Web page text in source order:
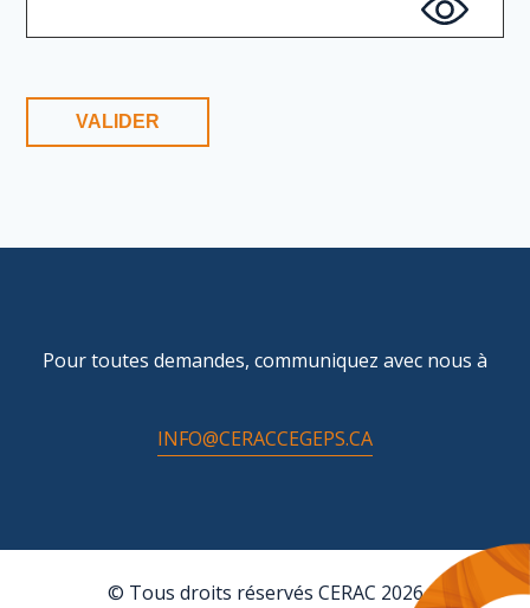
Pour toutes demandes, communiquez avec nous à
INFO@CERACCEGEPS.CA
© Tous droits réservés CERAC 2026